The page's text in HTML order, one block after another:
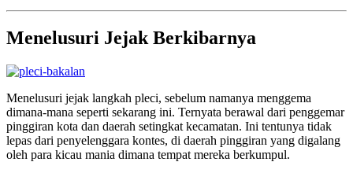
Menelusuri Jejak Berkibarnya
Menelusuri jejak langkah pleci, sebelum namanya menggema
dimana-mana seperti sekarang ini. Ternyata berawal dari penggemar
pinggiran kota dan daerah setingkat kecamatan. Ini tentunya tidak
lepas dari penyelenggara kontes, di daerah pinggiran yang digalang
oleh para kicau mania dimana tempat mereka berkumpul.